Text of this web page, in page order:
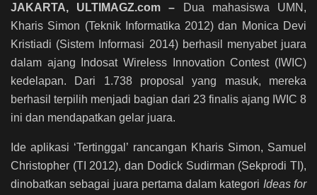
JAKARTA, ULTIMAGZ.com – Dua mahasiswa UMN,
Kharis Simon (Teknik Informatika 2012) dan Monica Devi
Kristiadi (Sistem Informasi 2014) berhasil menyabet juara
dalam ajang Indosat Wireless Innovation Contest (IWIC)
kedelapan. Dari 1.738 proposal yang masuk, mereka
berhasil terpilih menjadi bagian dari 23 finalis ajang IWIC 8
ini dan mendapatkan gelar juara.
Ide aplikasi ‘Tertinggal’ rancangan Kharis Simon, Samuel
Christopher (TI 2012), dan Dodick Sudirman (Sekprodi TI),
dinobatkan sebagai juara pertama dalam kategori Ideas for